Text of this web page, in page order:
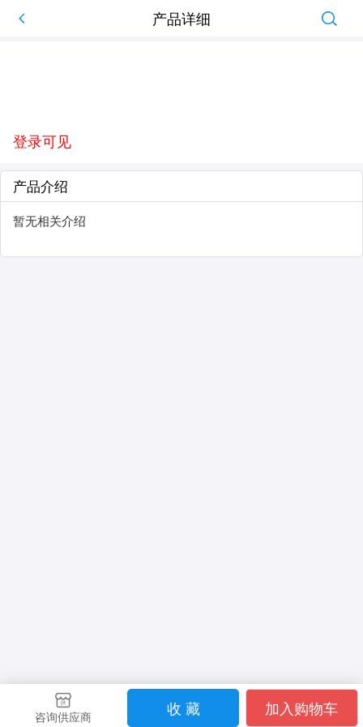
产品详细
登录可见
产品介绍
暂无相关介绍
咨询供应商 收 藏 加入购物车